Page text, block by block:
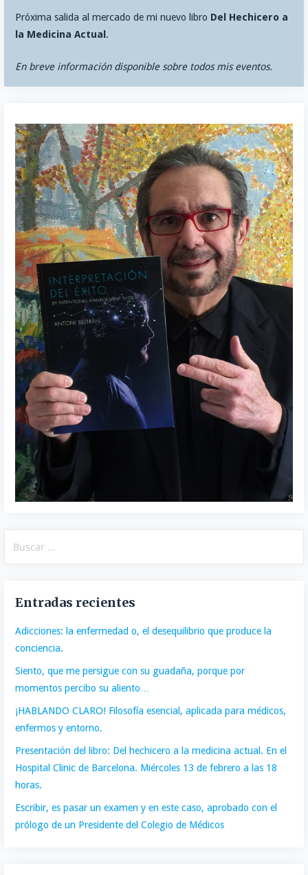
Próxima salida al mercado de mi nuevo libro Del Hechicero a
la Medicina Actual .
En breve información disponible sobre todos mis eventos.
Entradas recientes
Adicciones: la enfermedad o, el desequilibrio que produce la
conciencia.
Siento, que me persigue con su guadaña, porque por
momentos percibo su aliento…
¡HABLANDO CLARO! Filosofía esencial, aplicada para médicos,
enfermos y entorno.
Presentación del libro: Del hechicero a la medicina actual. En el
Hospital Clinic de Barcelona. Miércoles 13 de febrero a las 18
horas.
Escribir, es pasar un examen y en este caso, aprobado con el
prólogo de un Presidente del Colegio de Médicos